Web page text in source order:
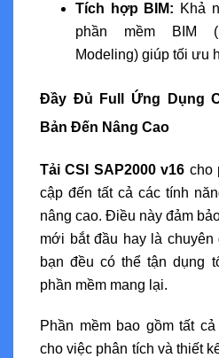
Tích hợp BIM: Khả
phần mềm BIM
Modeling) giúp tối ưu
Đầy Đủ Full Ứng Dụng
Bản Đến Nâng Cao
Tải CSI SAP2000 v16 cho
cập đến tất cả các tính
nâng cao. Điều này đảm
mới bắt đầu hay là chuyên
bạn đều có thể tận dụng
phần mềm mang lại.
Phần mềm bao gồm tất
cho việc phân tích và thiết